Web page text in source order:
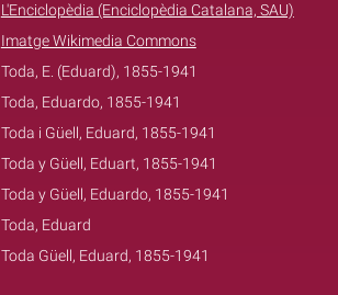
L'Enciclopèdia (Enciclopèdia Catalana, SAU)
Imatge Wikimedia Commons
Toda, E. (Eduard), 1855-1941
Toda, Eduardo, 1855-1941
Toda i Güell, Eduard, 1855-1941
Toda y Güell, Eduart, 1855-1941
Toda y Güell, Eduardo, 1855-1941
Toda, Eduard
Toda Güell, Eduard, 1855-1941